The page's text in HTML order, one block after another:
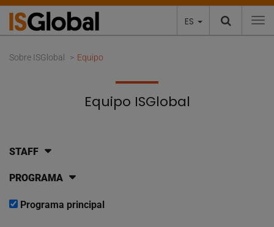
ES
Sobre ISGlobal Equipo
Equipo ISGlobal
STAFF
PROGRAMA
Programa principal